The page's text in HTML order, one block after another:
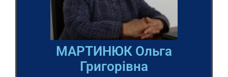
МАРТИНЮК Ольга
Григорівна